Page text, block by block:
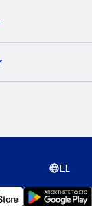
EL